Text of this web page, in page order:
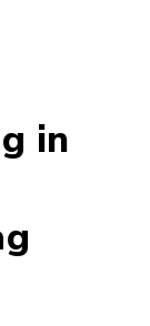
in